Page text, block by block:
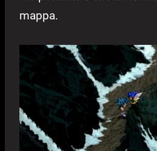
mappa.